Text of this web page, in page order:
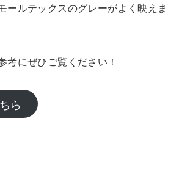
ールテックスのグレーがよく映えま
考にぜひご覧ください！
ら